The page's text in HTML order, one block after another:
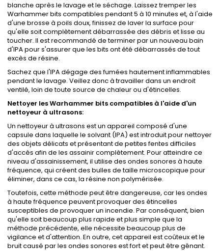
blanche après le lavage et le séchage. Laissez tremper les
Warhammer bits compatibles pendant 5 à 10 minutes et, à l'aide
d'une brosse à poils doux, finissez de laver la surface pour
qu'elle soit complètement débarrassée des débris et lisse au
toucher. Il est recommandé de terminer par un nouveau bain
d'IPA pour s'assurer que les bits ont été débarrassés de tout
excès de résine.
Sachez que l'IPA dégage des fumées hautement inflammables
pendant le lavage. Veillez donc à travailler dans un endroit
ventilé, loin de toute source de chaleur ou d'étincelles.
Nettoyer les Warhammer bits compatibles à l'aide d'un
nettoyeur à ultrasons:
Un nettoyeur à ultrasons est un appareil composé d'une
capsule dans laquelle le solvant (IPA) est introduit pour nettoyer
des objets délicats et présentant de petites fentes difficiles
d'accès afin de les assainir complètement. Pour atteindre ce
niveau d'assainissement, il utilise des ondes sonores à haute
fréquence, qui créent des bulles de taille microscopique pour
éliminer, dans ce cas, la résine non polymérisée.
Toutefois, cette méthode peut être dangereuse, car les ondes
à haute fréquence peuvent provoquer des étincelles
susceptibles de provoquer un incendie. Par conséquent, bien
qu'elle soit beaucoup plus rapide et plus simple que la
méthode précédente, elle nécessite beaucoup plus de
vigilance et d'attention. En outre, cet appareil est coûteux et le
bruit causé par les ondes sonores est fort et peut être gênant.